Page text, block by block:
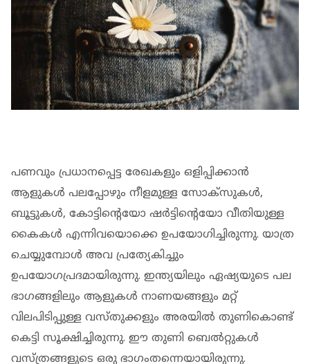
പണവും പ്രധാനപ്പെട്ട രേഖകളും ഒളിപ്പിക്കാന്‍
ആളുകള്‍ പലപ്പോഴും നീളമുള്ള സോക്‌സുകള്‍,
ബൂട്ടുകള്‍, കോട്ടിന്റെയോ ഷര്‍ട്ടിന്റെയോ വീതിയുള്ള
കൈകള്‍ എന്നിവയൊക്കെ ഉപയോഗിച്ചിരുന്നു. യാത്ര
ചെയ്യുമ്പോള്‍ അവ പ്രത്യേകിച്ചും
ഉപയോഗപ്രദമായിരുന്നു. ഇന്ത്യയിലും ഏഷ്യയുടെ പല
ഭാഗങ്ങളിലും ആളുകള്‍ നാണയങ്ങളും മറ്റ്
വിലപിടിപ്പുള്ള വസ്തുക്കളും അരയില്‍ തുണികൊണ്ട്
കെട്ടി സൂക്ഷിച്ചിരുന്നു. ഈ തുണി ബെല്‍റ്റുകള്‍
വസ്ത്രങ്ങളുടെ ഒരു ഭാഗംതന്നെയായിരുന്നു.